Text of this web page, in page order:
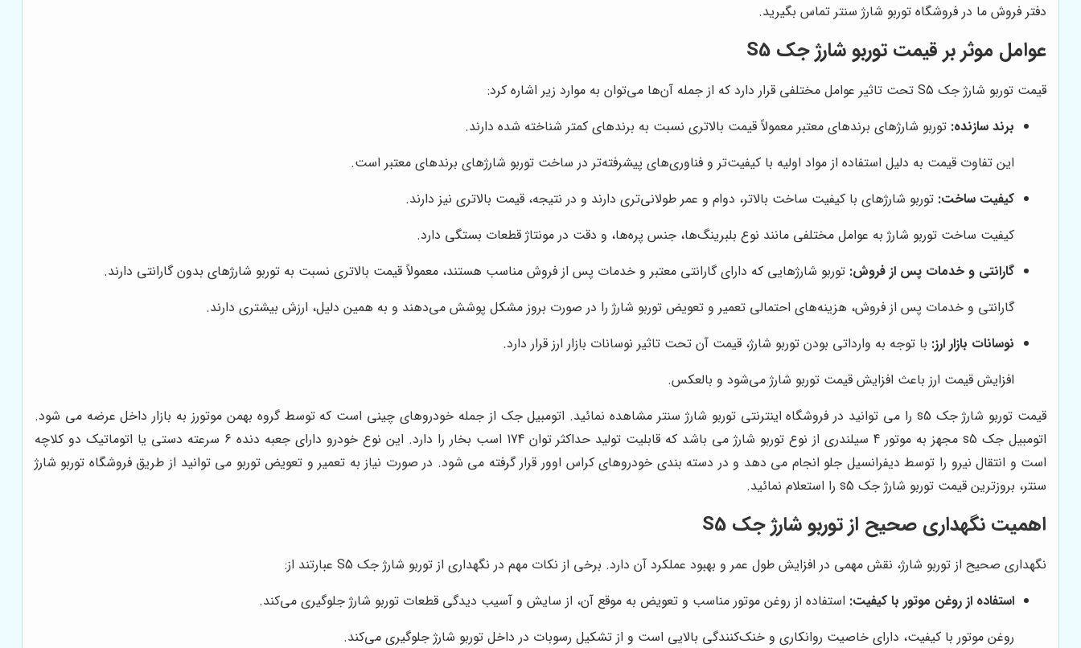
دفتر فروش ما در فروشگاه توربو شارژ سنتر تماس بگیرید.
عوامل موثر بر قیمت توربو شارژ جک S5
قیمت توربو شارژ جک S5 تحت تاثیر عوامل مختلفی قرار دارد که از جمله آن‌ها می‌توان به موارد زیر اشاره کرد:
برند سازنده: توربو شارژهای برندهای معتبر معمولاً قیمت بالاتری نسبت به برندهای کمتر شناخته شده دارند.
این تفاوت قیمت به دلیل استفاده از مواد اولیه با کیفیت‌تر و فناوری‌های پیشرفته‌تر در ساخت توربو شارژهای برندهای معتبر است.
کیفیت ساخت: توربو شارژهای با کیفیت ساخت بالاتر، دوام و عمر طولانی‌تری دارند و در نتیجه، قیمت بالاتری نیز دارند.
کیفیت ساخت توربو شارژ به عوامل مختلفی مانند نوع بلبرینگ‌ها، جنس پره‌ها، و دقت در مونتاژ قطعات بستگی دارد.
گارانتی و خدمات پس از فروش: توربو شارژهایی که دارای گارانتی معتبر و خدمات پس از فروش مناسب هستند، معمولاً قیمت بالاتری نسبت به توربو شارژهای بدون گارانتی دارند.
گارانتی و خدمات پس از فروش، هزینه‌های احتمالی تعمیر و تعویض توربو شارژ را در صورت بروز مشکل پوشش می‌دهند و به همین دلیل، ارزش بیشتری دارند.
نوسانات بازار ارز: با توجه به وارداتی بودن توربو شارژ، قیمت آن تحت تاثیر نوسانات بازار ارز قرار دارد.
افزایش قیمت ارز باعث افزایش قیمت توربو شارژ می‌شود و بالعکس.
قیمت توربو شارژ جک s5 را می توانید در فروشگاه اینترنتی توربو شارژ سنتر مشاهده نمائید. اتومبیل جک از جمله خودروهای چینی است که توسط گروه بهمن موتورز به بازار داخل عرضه می شود.
اتومبیل جک s5
مجهز به موتور 4 سیلندری از نوع توربو شارژ می باشد که قابلیت تولید حداکثر توان 174 اسب بخار را دارد. این نوع خودرو دارای جعبه دنده 6 سرعته دستی یا اتوماتیک دو کلاچه
است و انتقال نیرو را توسط دیفرانسیل جلو انجام می دهد و در دسته بندی خودروهای کراس اوور قرار گرفته می شود. در صورت نیاز به تعمیر و تعویض توربو می توانید از طریق فروشگاه توربو شارژ
سنتر، بروزترین قیمت توربو شارژ جک s5را استعلام نمائید.
اهمیت نگهداری صحیح از توربو شارژ جک S5
نگهداری صحیح از توربو شارژ، نقش مهمی در افزایش طول عمر و بهبود عملکرد آن دارد. برخی از نکات مهم در نگهداری از توربو شارژ جک S5 عبارتند از:
استفاده از روغن موتور با کیفیت: استفاده از روغن موتور مناسب و تعویض به موقع آن، از سایش و آسیب دیدگی قطعات توربو شارژ جلوگیری می‌کند.
روغن موتور با کیفیت، دارای خاصیت روانکاری و خنک‌کنندگی بالایی است و از تشکیل رسوبات در داخل توربو شارژ جلوگیری می‌کند.